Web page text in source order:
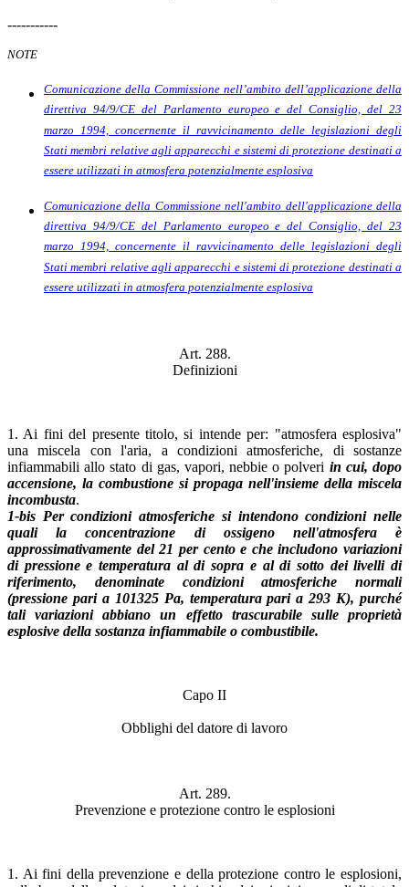
-----------
NOTE
Comunicazione della Commissione nell’ambito dell’applicazione della
direttiva 94/9/CE del Parlamento europeo e del Consiglio, del 23
marzo 1994, concernente il ravvicinamento delle legislazioni degli
Stati membri relative agli apparecchi e sistemi di protezione destinati a
essere utilizzati in atmosfera potenzialmente esplosiva
Comunicazione della Commissione nell'ambito dell'applicazione della
direttiva 94/9/CE del Parlamento europeo e del Consiglio, del 23
marzo 1994, concernente il ravvicinamento delle legislazioni degli
Stati membri relative agli apparecchi e sistemi di protezione destinati a
essere utilizzati in atmosfera potenzialmente esplosiva
Art. 288.
Definizioni
1. Ai fini del presente titolo, si intende per: "atmosfera esplosiva"
una miscela con l'aria, a condizioni atmosferiche, di sostanze
infiammabili allo stato di gas, vapori, nebbie o polveri in cui, dopo
accensione, la combustione si propaga nell'insieme della miscela
incombusta.
1-bis Per condizioni atmosferiche si intendono condizioni nelle
quali la concentrazione di ossigeno nell'atmosfera è
approssimativamente del 21 per cento e che includono variazioni
di pressione e temperatura al di sopra e al di sotto dei livelli di
riferimento, denominate condizioni atmosferiche normali
(pressione pari a 101325 Pa, temperatura pari a 293 K), purché
tali variazioni abbiano un effetto trascurabile sulle proprietà
esplosive della sostanza infiammabile o combustibile.
Capo II
Obblighi del datore di lavoro
Art. 289.
Prevenzione e protezione contro le esplosioni
1. Ai fini della prevenzione e della protezione contro le esplosioni,